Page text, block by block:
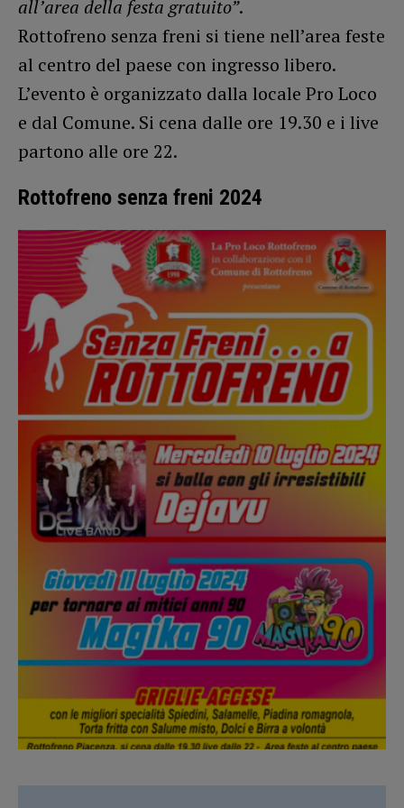
all’area della festa gratuito”.
Rottofreno senza freni si tiene nell’area feste
al centro del paese con ingresso libero.
L’evento è organizzato dalla locale Pro Loco
e dal Comune. Si cena dalle ore 19.30 e i live
partono alle ore 22.
Rottofreno senza freni 2024